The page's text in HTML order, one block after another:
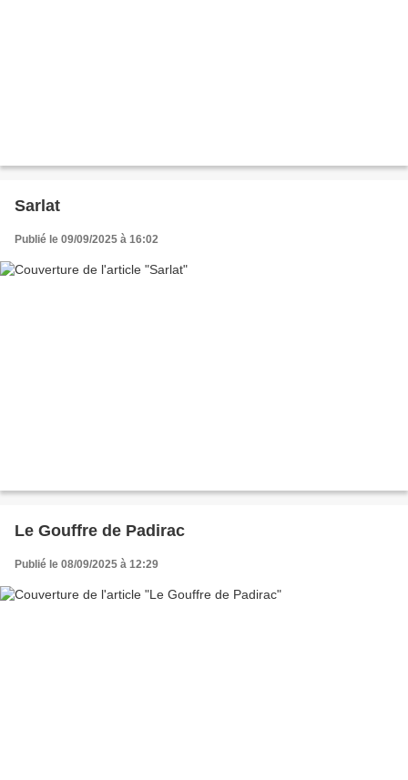
Sarlat
Publié le 09/09/2025 à 16:02
Le Gouffre de Padirac
Publié le 08/09/2025 à 12:29